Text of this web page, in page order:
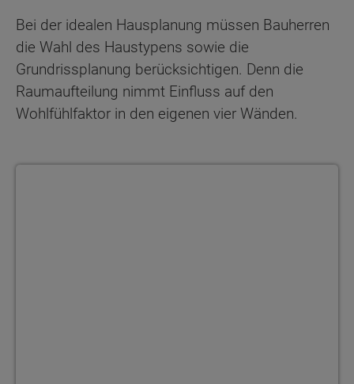
Bei der idealen Hausplanung müssen Bauherren
die Wahl des Haustypens sowie die
Grundrissplanung berücksichtigen. Denn die
Raumaufteilung nimmt Einfluss auf den
Wohlfühlfaktor in den eigenen vier Wänden.